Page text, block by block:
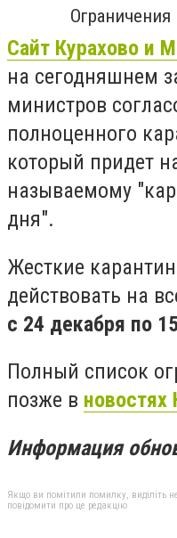
Сайт Курахово и
на сегодняшнем
министров
полноценного
который придет
называемому
дня".
Жесткие
действовать на
с 24 декабря по
Полный список
позже в новостях
Информация
Якщо ви помітили помилку, виділіть
повідомити про це редакцію